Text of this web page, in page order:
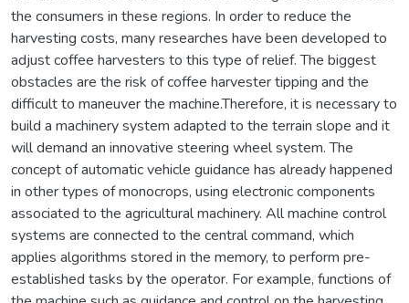
the consumers in these regions. In order to reduce the
harvesting costs, many researches have been developed to
adjust coffee harvesters to this type of relief. The biggest
obstacles are the risk of coffee harvester tipping and the
difficult to maneuver the machine.Therefore, it is necessary to
build a machinery system adapted to the terrain slope and it
will demand an innovative steering wheel system. The
concept of automatic vehicle guidance has already happened
in other types of monocrops, using electronic components
associated to the agricultural machinery. All machine control
systems are connected to the central command, which
applies algorithms stored in the memory, to perform pre-
established tasks by the operator. For example, functions of